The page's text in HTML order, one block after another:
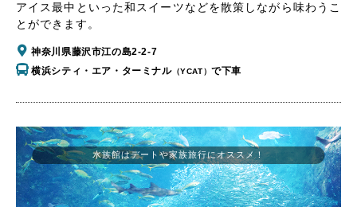
アイス最中といった和スイーツなどを散策しながら味わうこ
とができます。
神奈川県藤沢市江の島2-2-7
横浜シティ・エア・ターミナル（YCAT）で下車
水族館はデートや家族旅行にオススメ！